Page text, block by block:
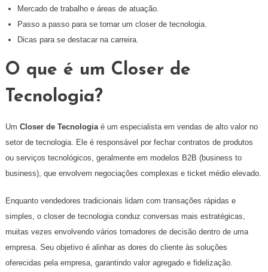
Mercado de trabalho e áreas de atuação.
Passo a passo para se tornar um closer de tecnologia.
Dicas para se destacar na carreira.
O que é um Closer de
Tecnologia?
Um Closer de Tecnologiaé um especialista em vendas de alto valor no
setor de tecnologia. Ele é responsável por fechar contratos de produtos
ou serviços tecnológicos, geralmente em modelos B2B (business to
business), que envolvem negociações complexas e ticket médio elevado.
Enquanto vendedores tradicionais lidam com transações rápidas e
simples, o closer de tecnologia conduz conversas mais estratégicas,
muitas vezes envolvendo vários tomadores de decisão dentro de uma
empresa. Seu objetivo é alinhar as dores do cliente às soluções
oferecidas pela empresa, garantindo valor agregado e fidelização.